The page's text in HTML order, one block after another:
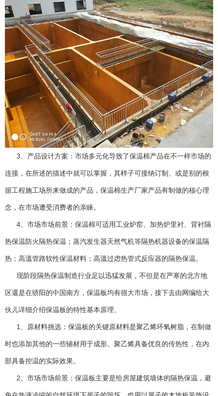
3、产品设计方案：市场多元化导致了保温棉产品在不一样市场的
连接，在所述的描述中就可以掌握，其样子可接纳订制、或是别的根
据工程施工场所来做成的产品，保温棉生产厂家产品有制做的核心理
念，在市场遭受消费者的亲睐。
4、市场市场前景：保温棉可适用工业炉窑、加热炉里衬、背衬隔
热保温防火隔热保温；蒸汽发生器天然气机等隔热机器设备的保温隔
热；高溫管路软性保温材料；高溫过虑热管式反应器的隔热保温。
现阶段隔热保温制造行业足以迅猛发展，不但是在严寒的北方地
区還是在骄阳的中国南方，保温板均有很大市场，接下去由网编给大
伙儿详细介绍保温板的特性基本原理。
1、原材料挑选：保温板的关键原材料是聚乙烯环氧树脂，在制做
时也添加其他的一些辅材用于成形。聚乙烯具备优良的传热性，在內
部具备控温的实际效果。
2、市场市场前景：保温板主要是给房屋建筑墙体的隔热保温，避